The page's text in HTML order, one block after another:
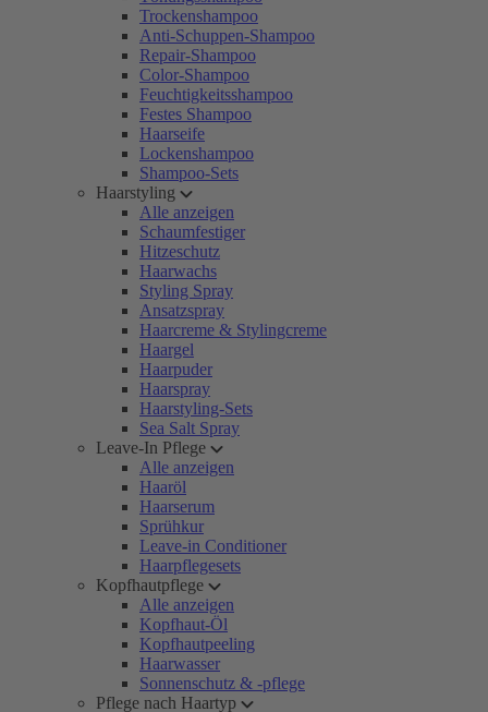
Trockenshampoo
Anti-Schuppen-Shampoo
Repair-Shampoo
Color-Shampoo
Feuchtigkeitsshampoo
Festes Shampoo
Haarseife
Lockenshampoo
Shampoo-Sets
Haarstyling
Alle anzeigen
Schaumfestiger
Hitzeschutz
Haarwachs
Styling Spray
Ansatzspray
Haarcreme & Stylingcreme
Haargel
Haarpuder
Haarspray
Haarstyling-Sets
Sea Salt Spray
Leave-In Pflege
Alle anzeigen
Haaröl
Haarserum
Sprühkur
Leave-in Conditioner
Haarpflegesets
Kopfhautpflege
Alle anzeigen
Kopfhaut-Öl
Kopfhautpeeling
Haarwasser
Sonnenschutz & -pflege
Pflege nach Haartyp